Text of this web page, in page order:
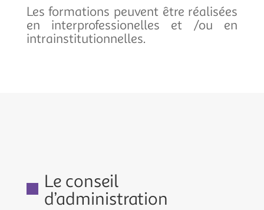
Les formations peuvent être réalisées
en interprofessionelles et /ou en
intrainstitutionnelles.
Le conseil
d’administration